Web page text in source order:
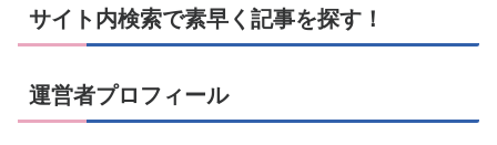
サイト内検索で素早く記事を探す！
運営者プロフィール